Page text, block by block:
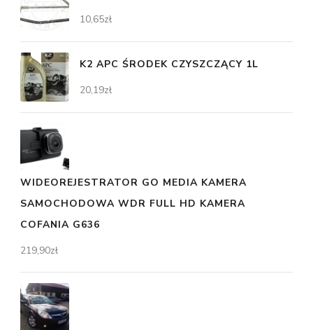
10,65zł
K2 APC ŚRODEK CZYSZCZĄCY 1L
20,19zł
WIDEOREJESTRATOR GO MEDIA KAMERA
SAMOCHODOWA WDR FULL HD KAMERA
COFANIA G636
219,90zł